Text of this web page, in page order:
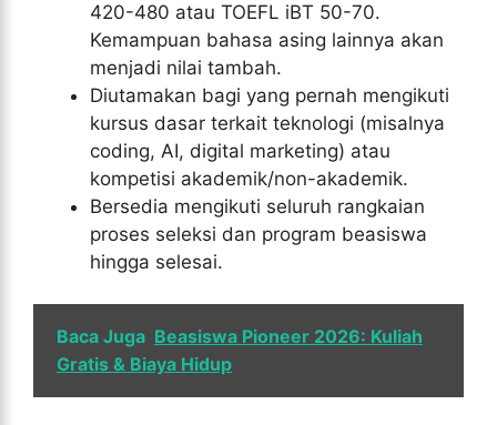
420-480 atau TOEFL iBT 50-70.
Kemampuan bahasa asing lainnya akan
menjadi nilai tambah.
Diutamakan bagi yang pernah mengikuti
kursus dasar terkait teknologi (misalnya
coding, AI, digital marketing) atau
kompetisi akademik/non-akademik.
Bersedia mengikuti seluruh rangkaian
proses seleksi dan program beasiswa
hingga selesai.
Baca Juga Beasiswa Pioneer 2026: Kuliah
Gratis & Biaya Hidup